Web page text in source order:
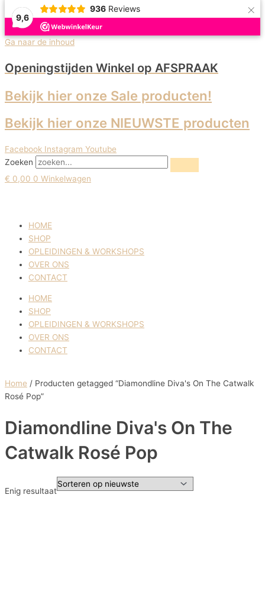
9,6
936 Reviews ×
Ga naar de inhoud
Openingstijden Winkel op AFSPRAAK
Bekijk hier onze Sale producten!
Bekijk hier onze NIEUWSTE producten
Facebook Instagram Youtube
Zoeken
€ 0,00 0 Winkelwagen
HOME
SHOP
OPLEIDINGEN & WORKSHOPS
OVER ONS
CONTACT
HOME
SHOP
OPLEIDINGEN & WORKSHOPS
OVER ONS
CONTACT
Home / Producten getagged “Diamondline Diva's On The Catwalk
Rosé Pop”
Diamondline Diva's On The
Catwalk Rosé Pop
Enig resultaat
Uitverkoop!